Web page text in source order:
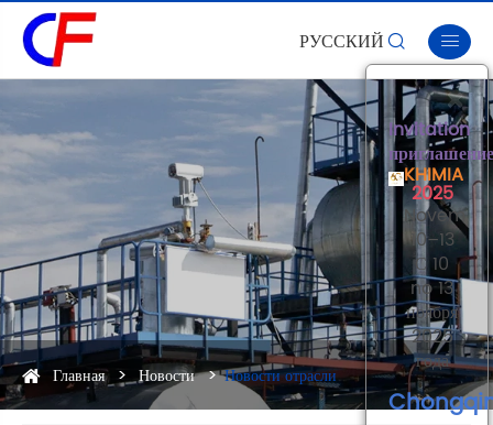
РУССКИЙ 
Главная Новости Новости отрасли
×
Invitation
приглашение
KHIMIA
2025
10–13
С 10
no 13
ноября
2025
года